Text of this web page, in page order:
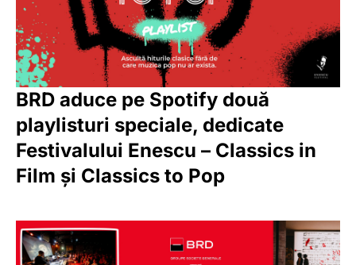
BRD aduce pe Spotify două
playlisturi speciale, dedicate
Festivalului Enescu – Classics in
Film și Classics to Pop